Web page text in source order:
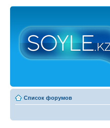
Список форумов